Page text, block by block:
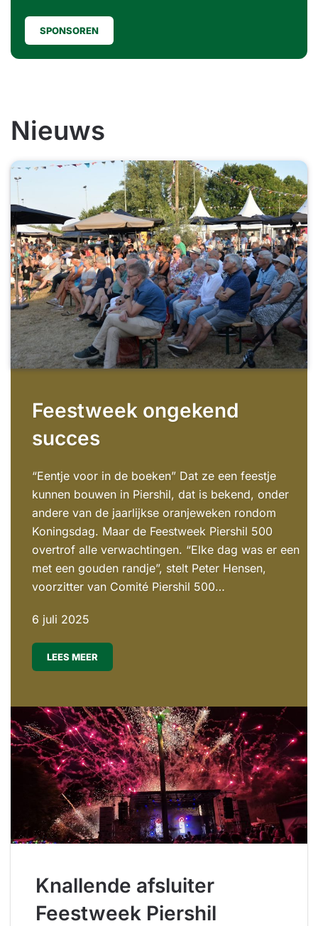
SPONSOREN
Nieuws
Feestweek ongekend
succes
“Eentje voor in de boeken” Dat ze een feestje
kunnen bouwen in Piershil, dat is bekend, onder
andere van de jaarlijkse oranjeweken rondom
Koningsdag. Maar de Feestweek Piershil 500
overtrof alle verwachtingen. “Elke dag was er een
met een gouden randje”, stelt Peter Hensen,
voorzitter van Comité Piershil 500…
6 juli 2025
LEES MEER
Knallende afsluiter
Feestweek Piershil